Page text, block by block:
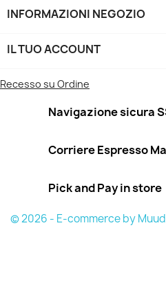
INFORMAZIONI NEGOZIO
IL TUO ACCOUNT
Recesso su Ordine
Navigazione sicura
Corriere Espresso
Pick and Pay in store
© 2026 - E-commerce by